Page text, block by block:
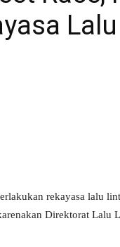
rekayasa lalu
Direktorat Lalu